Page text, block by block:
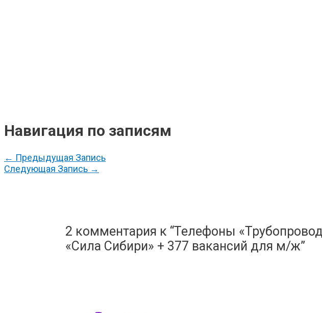
Навигация по записям
← Предыдущая Запись
Следующая Запись →
2 комментария к “Телефоны
«Сила Сибири» + 377 вакансий для м/ж”